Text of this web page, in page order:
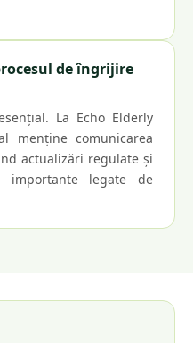
de îngrijire
La Echo Elderly
menține comunicarea
actualizări regulate și
importante legate de